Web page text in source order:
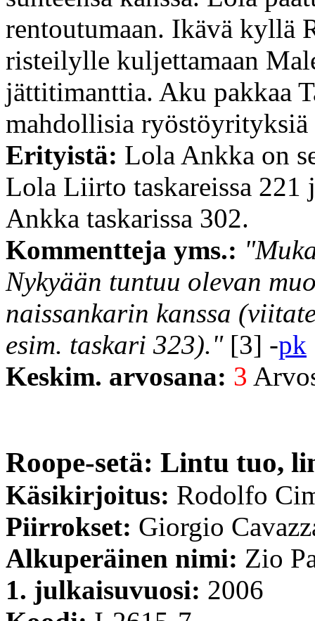
rentoutumaan. Ikävä kyllä
risteilylle kuljettamaan
jättitimanttia. Aku pakkaa
mahdollisia ryöstöyrityksiä
Erityistä: Lola Ankka on
Lola Liirto taskareissa 221
Ankka taskarissa 302.
Kommentteja yms.:
Nykyään tuntuu olevan
naissankarin kanssa
esim. taskari 323)."[3] -pk
Keskim. arvosana: 3
Roope-setä: Lintu tuo,
Käsikirjoitus: Rodolfo
Piirrokset: Giorgio
Alkuperäinen nimi: Zio
1. julkaisuvuosi: 2006